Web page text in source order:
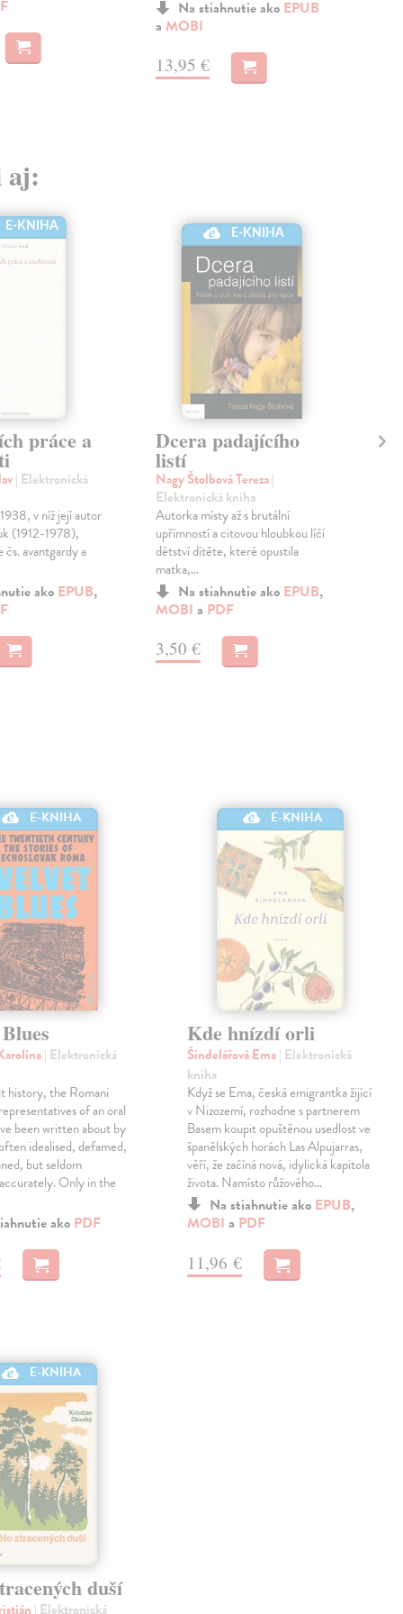
Na stiahnutie ako EPUB
a MOBI
13,95 €
aj:
E-KNIHA
práce a
| Elektronická
v níž její autor
(1912-1978),
avantgardy a
ako EPUB,
E-KNIHA
Dcera padajícího
listí
Nagy Štolbová Tereza|
Elektronická kniha
Autorka místy až s brutální
upřímností a citovou hloubkou líčí
dětství dítěte, které opustila
matka,...
Na stiahnutie ako EPUB,
MOBI a PDF
3,50 €
E-KNIHA
| Elektronická
history, the Romani
of an oral
been written about by
idealised, defamed,
but seldom
Only in the
ako PDF
E-KNIHA
Kde hnízdí orli
Šindelářová Ema| Elektronická
kniha
Když se Ema, česká emigrantka žijící
v Nizozemí, rozhodne s partnerem
Basem koupit opuštěnou usedlost ve
španělských horách Las Alpujarras,
věří, že začíná nová, idylická kapitola
života. Namísto růžového…
Na stiahnutie ako EPUB,
MOBI a PDF
11,96 €
E-KNIHA
duší
| Elektronická